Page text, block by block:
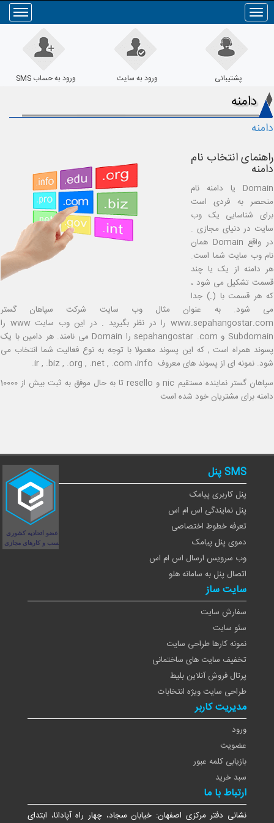
Toggle
navigation
پشتیبانی ورود به سایت ورود به حساب SMS
دامنه
دامنه
راهنمای انتخاب نام
دامنه
Domain
یا دامنه نام
منحصر به فردی است
برای شناسایی یک وب
سایت در دنیای مجازی .
در واقع Domain همان
نام وب سایت شما است.
هر دامنه از یک یا چند
قسمت تشکیل می شود ،
که هر قسمت با (.) جدا
می شود. به عنوان مثال وب سایت شرکت سپاهان گستر
www.sepahangostar.com را در نظر بگیرید . در این وب سایتwww را
Subdomain و sepahangostar .com را Domain می نامند. هر دامین با یک
پسوند همراه است , که این پسوند معمولا با توجه به نوع فعالیت شما انتخاب می
شود. نمونه ای از پسوند های معروف info، .biz , .org , .net , .com
,
.ir
سپاهان گستر نماینده مستقیم nic و resello تا به حال موفق به ثبت بیش از 10000
دامنه برای مشتریان خود شده است
SMS پنل
پنل کاربری پیامک
پنل نمایندگی اس ام اس
تعرفه خطوط اختصاصی
دموی پنل پیامک
وب سرویس ارسال اس ام اس
اتصال پنل به سامانه هلو
سایت ساز
سفارش سایت
سئو سایت
نمونه کارها طراحی سایت
تخفیف سایت های ساختمانی
پرتال فروش آنلاین بلیط
طراحی سایت ویژه انتخابات
مدیریت کاربر
ورود
عضویت
بازیابی کلمه عبور
سبد خرید
ارتباط با ما
نشانی دفتر مرکزی اصفهان: خیابان سجاد، چهار راه آپادانا، ابتدای